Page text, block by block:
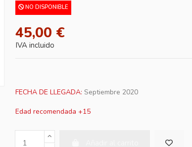
NO DISPONIBLE
45,00 €
IVA incluido
FECHA DE LLEGADA: Septiembre 2020
Edad recomendada +15